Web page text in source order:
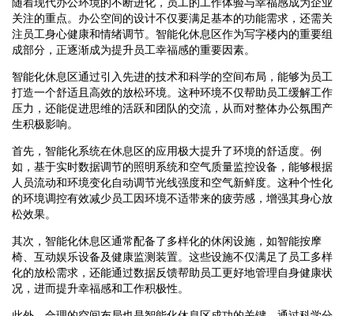
关注的重点。办公空间的设计不仅要满足基本的功能需求，还需关
注员工身心健康和情绪调节。智能化休息区作为写字楼内的重要组
成部分，正逐渐成为提升员工幸福感的重要因素。
智能化休息区通过引入先进的技术和科学的空间布局，能够为员工
打造一个舒适且高效的放松环境。这种环境不仅帮助员工缓解工作
压力，还能促进思维的活跃和团队的交流，从而对整体办公氛围产
生积极影响。
首先，智能化系统在休息区的应用极大提升了环境的舒适度。例
如，基于实时数据调节的照明系统和空气质量监控设备，能够根据
人员流动和环境变化自动调节光线强度和空气新鲜度。这种个性化
的环境调控有效减少员工因环境不适带来的疲劳感，增强其身心放
松效果。
其次，智能化休息区通常配备了多样化的休闲设施，如智能按摩
椅、互动娱乐设备及健康监测装置。这些设施不仅满足了员工多样
化的放松需求，还能通过数据反馈帮助员工更好地管理自身健康状
况，进而提升幸福感和工作积极性。